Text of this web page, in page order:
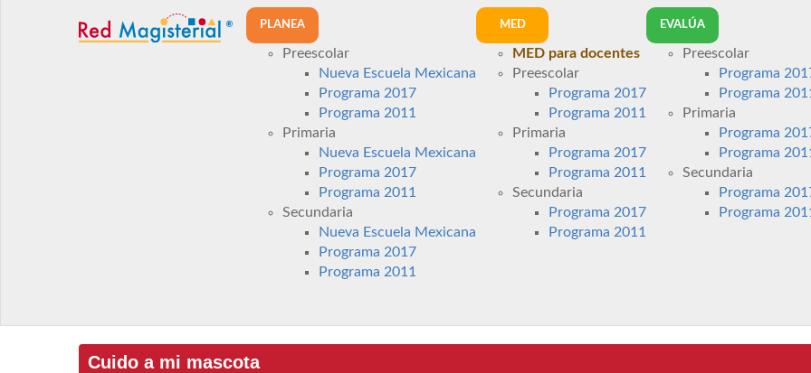
PLANEA
Preescolar
Nueva Escuela Mexicana
Programa 2017
Programa 2011
Primaria
Nueva Escuela Mexicana
Programa 2017
Programa 2011
Secundaria
Nueva Escuela Mexicana
Programa 2017
Programa 2011
MED
MED para docentes
Preescolar
Programa 2017
Programa 2011
Primaria
Programa 2017
Programa 2011
Secundaria
Programa 2017
Programa 2011
EVALÚA
Preescolar
Programa
Programa
Primaria
Programa
Programa
Secundaria
Programa
Programa
Cuido a mi mascota